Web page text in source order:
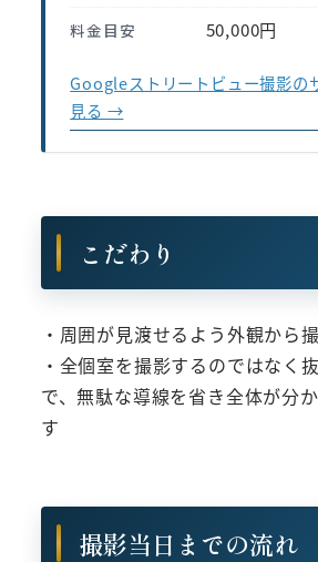
料金目安 50,000円
Googleストリートビュー撮影の
見る →
こだわり
・周囲が見渡せるよう外観から
・全個室を撮影するのではなく
で、無駄な導線を省き全体が分
す
撮影当日までの流れ